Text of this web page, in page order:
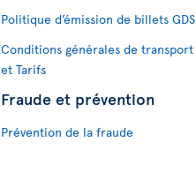
Politique d’émission de billets GDS
Conditions générales de transport
et Tarifs
Fraude et prévention
Prévention de la fraude